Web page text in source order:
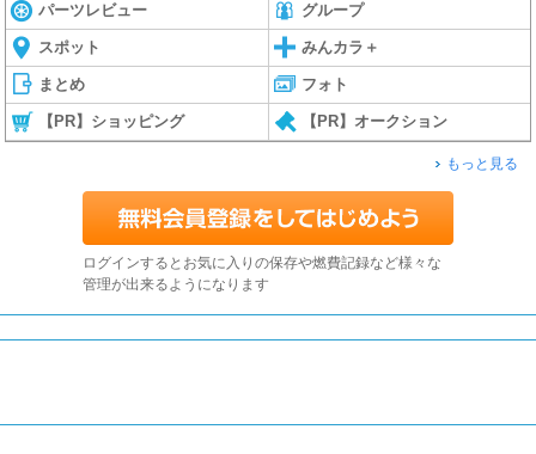
パーツレビュー グループ
スポット みんカラ＋
まとめ フォト
【PR】ショッピング 【PR】オークション
もっと見る
ログインするとお気に入りの保存や燃費記録など様々な
管理が出来るようになります